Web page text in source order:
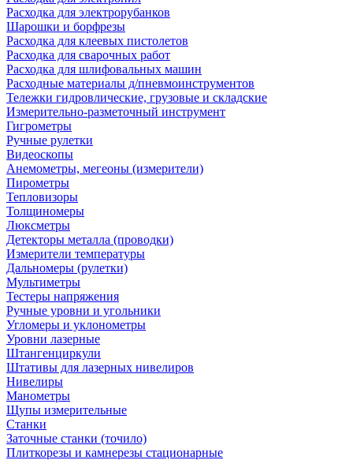
Расходка для электрорубанков
Шарошки и борфрезы
Расходка для клеевых пистолетов
Расходка для сварочных работ
Расходка для шлифовальных машин
Расходные материалы д/пневмоинструментов
Тележки гидровлические, грузовые и складские
Измерительно-разметочный инструмент
Гигрометры
Ручные рулетки
Видеоскопы
Анемометры, мегеоны (измерители)
Пирометры
Тепловизоры
Толщиномеры
Люксметры
Детекторы металла (проводки)
Измерители температуры
Дальномеры (рулетки)
Мультиметры
Тестеры напряжения
Ручные уровни и угольники
Угломеры и уклонометры
Уровни лазерные
Штангенциркули
Штативы для лазерных нивелиров
Нивелиры
Манометры
Щупы измерительные
Станки
Заточные станки (точило)
Плиткорезы и камнерезы стационарные